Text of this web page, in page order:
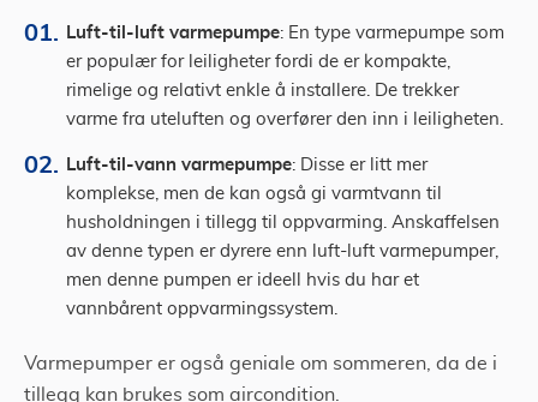
Luft-til-luft varmepumpe: En type varmepumpe som
er populær for leiligheter fordi de er kompakte,
rimelige og relativt enkle å installere. De trekker
varme fra uteluften og overfører den inn i leiligheten.
Luft-til-vann varmepumpe: Disse er litt mer
komplekse, men de kan også gi varmtvann til
husholdningen i tillegg til oppvarming. Anskaffelsen
av denne typen er dyrere enn luft-luft varmepumper,
men denne pumpen er ideell hvis du har et
vannbårent oppvarmingssystem.
Varmepumper er også geniale om sommeren, da de i
tillegg kan brukes som aircondition.